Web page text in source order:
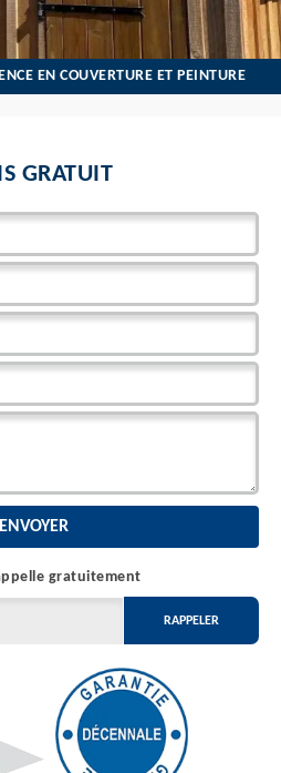
EN COUVERTURE ET PEINTURE
GRATUIT
gratuitement